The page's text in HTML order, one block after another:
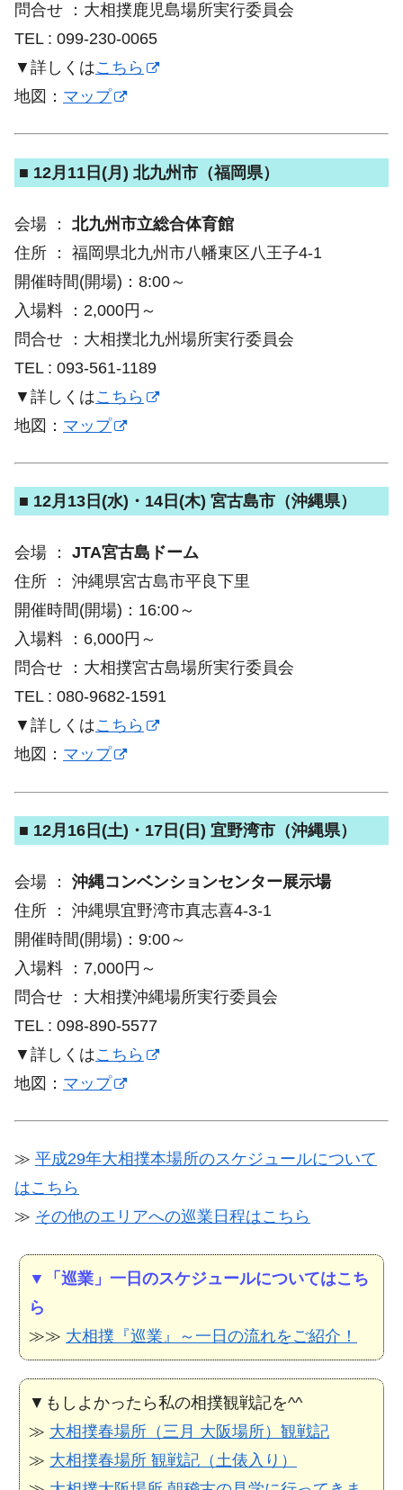
問合せ ：大相撲鹿児島場所実行委員会
TEL : 099-230-0065
▼詳しくはこちら
地図： マップ
■ 12月11日(月) 北九州市（福岡県）
会場 ： 北九州市立総合体育館
住所 ： 福岡県北九州市八幡東区八王子4-1
開催時間(開場)：8:00～
入場料 ：2,000円～
問合せ ：大相撲北九州場所実行委員会
TEL : 093-561-1189
▼詳しくはこちら
地図： マップ
■ 12月13日(水)・14日(木) 宮古島市（沖縄県）
会場 ： JTA宮古島ドーム
住所 ： 沖縄県宮古島市平良下里
開催時間(開場)：16:00～
入場料 ：6,000円～
問合せ ：大相撲宮古島場所実行委員会
TEL : 080-9682-1591
▼詳しくはこちら
地図： マップ
■ 12月16日(土)・17日(日) 宜野湾市（沖縄県）
会場 ： 沖縄コンベンションセンター展示場
住所 ： 沖縄県宜野湾市真志喜4-3-1
開催時間(開場)：9:00～
入場料 ：7,000円～
問合せ ：大相撲沖縄場所実行委員会
TEL : 098-890-5577
▼詳しくはこちら
地図： マップ
≫ 平成29年大相撲本場所のスケジュールについて
はこちら
≫ その他のエリアへの巡業日程はこちら
▼「巡業」一日のスケジュールについてはこち
ら
≫≫ 大相撲『巡業』～一日の流れをご紹介！
▼もしよかったら私の相撲観戦記を^^
≫ 大相撲春場所（三月 大阪場所）観戦記
≫ 大相撲春場所 観戦記（土俵入り）